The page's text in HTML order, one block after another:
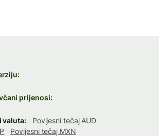
prijenosi:
valuta:
Povijesni tečaj AUD
Povijesni tečaj MXN